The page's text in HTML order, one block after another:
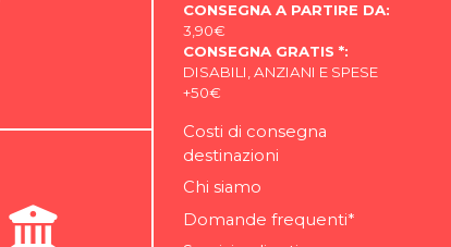
CONSEGNA A PARTIRE DA:
3,90€
CONSEGNA GRATIS *:
DISABILI, ANZIANI E SPESE
+50€
Costi di consegna
destinazioni
Chi siamo
Domande frequenti*